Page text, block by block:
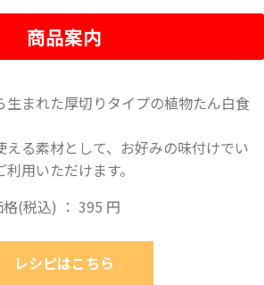
商品案内
まれた厚切りタイプの植物たん白食
る素材として、お好みの味付けでい
用いただけます。
格(税込) ： 395 円
レシピはこちら